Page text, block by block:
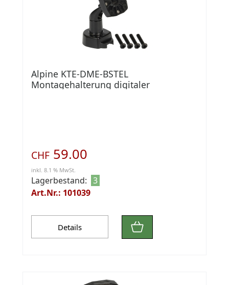
Alpine KTE-DME-BSTEL
Montagehalterung digitaler
CHF 59.00
inkl. 8.1 % MwSt.
Lagerbestand: 3
Art.Nr.: 101039
Details